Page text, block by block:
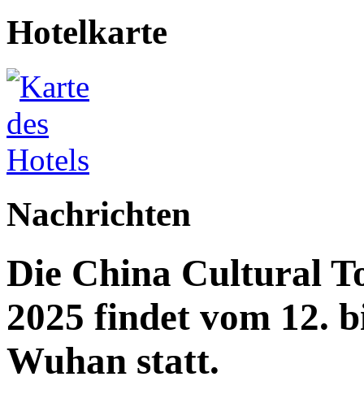
Hotelkarte
Nachrichten
Die China Cultural
2025 findet vom 12.
Wuhan statt.